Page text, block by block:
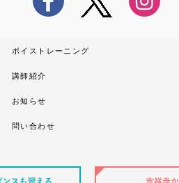
ボイストレーニング
講師紹介
お知らせ
問い合わせ